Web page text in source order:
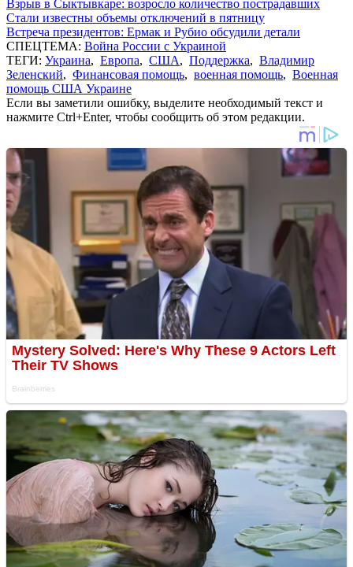
Взрыв в Сыктывкаре: возросло количество пострадавших
Стали известны объемы отключений в пятницу
Встреча президентов: Ермак и Рубио обсудили детали
СПЕЦТЕМА: Война России с Украиной
ТЕГИ: Украина, Европа, США, Поддержка, Владимир
Зеленский, Финансовая помощь, военная помощь, Военная
помощь США Украине
Если вы заметили ошибку, выделите необходимый текст и
нажмите Ctrl+Enter, чтобы сообщить об этом редакции.